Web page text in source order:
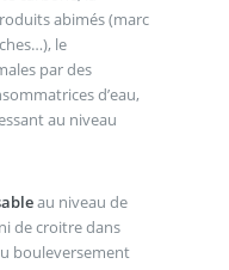
abimés (marc
le
par des
d’eau,
au niveau
au niveau de
de croitre dans
bouleversement